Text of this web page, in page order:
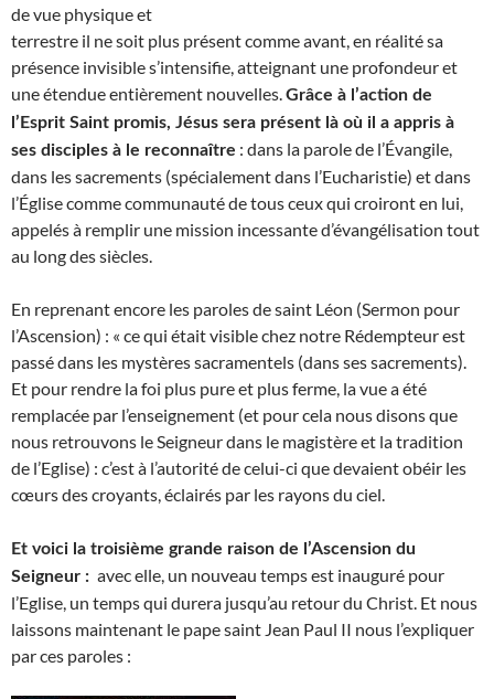
de vue physique et
terrestre il ne soit plus présent comme avant, en réalité sa
présence invisible s’intensifie, atteignant une profondeur et
une étendue entièrement nouvelles.Grâce à l’action de
l’Esprit Saint promis, Jésus sera présent là où il a appris à
ses disciples à le reconnaître : dans la parole de l’Évangile,
dans les sacrements (spécialement dans l’Eucharistie) et dans
l’Église comme communauté de tous ceux qui croiront en lui,
appelés à remplir une mission incessante d’évangélisation tout
au long des siècles.
En reprenant encore les paroles de saint Léon (Sermon pour
l’Ascension) : « ce qui était visible chez notre Rédempteur est
passé dans les mystères sacramentels (dans ses sacrements).
Et pour rendre la foi plus pure et plus ferme, la vue a été
remplacée par l’enseignement (et pour cela nous disons que
nous retrouvons le Seigneur dans le magistère et la tradition
de l’Eglise) : c’est à l’autorité de celui-ci que devaient obéir les
cœurs des croyants, éclairés par les rayons du ciel.
Et voici la troisième grande raison de l’Ascension du
Seigneur : avec elle, un nouveau temps est inauguré pour
l’Eglise, un temps qui durera jusqu’au retour du Christ. Et nous
laissons maintenant le pape saint Jean Paul II nous l’expliquer
par ces paroles :